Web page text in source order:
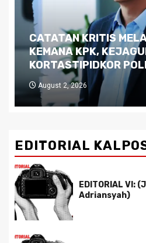
Dilema Kaltim di
Kutukan Sumber
Pemimpin yang Tak
July 29, 2026
EDITORIAL
EDITORIAL VI:
Adriansyah)